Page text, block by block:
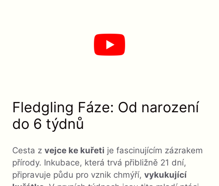
Fledgling Fáze: Od narození
do 6 týdnů
Cesta z vejce ke kuřeti je fascinujícím zázrakem
přírody. Inkubace, která trvá přibližně 21 dní,
připravuje půdu pro vznik chmýří, vykukující